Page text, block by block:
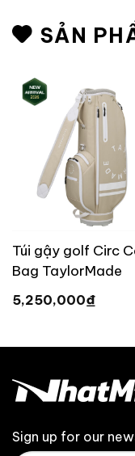
SẢN
Túi gậy golf Circ
Bag TaylorMade
TL900
5,250,000₫
Sign up for our